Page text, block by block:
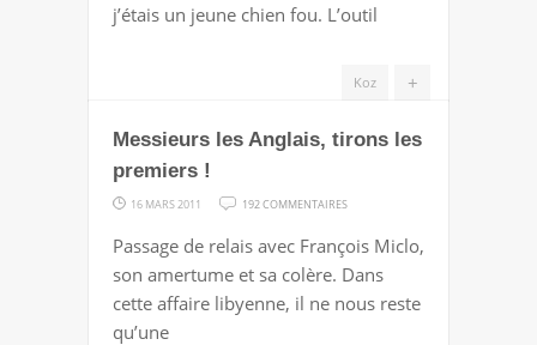
j’étais un jeune chien fou. L’outil
+
Koz
Messieurs les Anglais, tirons les
premiers !
16 MARS 2011 192 COMMENTAIRES
LES
ANGLAIS,
TIRONS
Passage de relais avec François Miclo,
son amertume et sa colère. Dans
cette affaire libyenne, il ne nous reste
qu’une